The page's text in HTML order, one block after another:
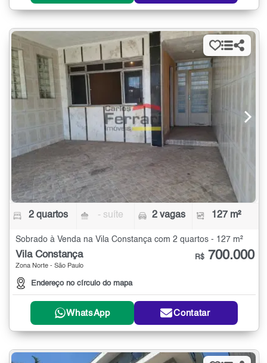
2 quartos - suíte 2 vagas 127 m²
Sobrado à Venda na Vila Constança com 2 quartos - 127 m²
Vila Constança
Zona Norte - São Paulo
Endereço no círculo do mapa
R$ 700.000
WhatsApp Contatar